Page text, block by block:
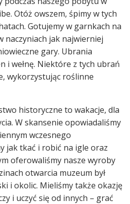
Otóż owszem, śpimy w tych
Gotujemy w garnkach na
naczyniach jak najwierniej
gary. Ubrania
i wełnę. Niektóre z tych ubrań
wykorzystując roślinne
historyczne to wakacje, dla
W skansenie opowiadaliśmy
wczesnego
jak tkać i robić na igle oraz
oferowaliśmy nasze wyroby
otwarcia muzeum był
i okolic. Mieliśmy także okazję
i uczyć się od innych – grać